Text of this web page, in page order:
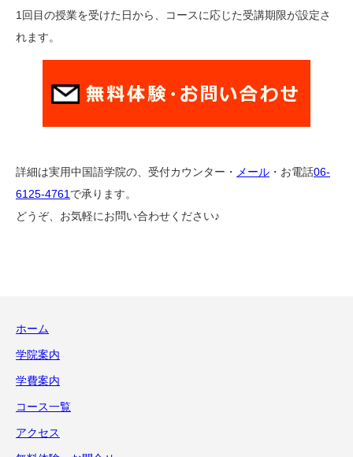
1回目の授業を受けた日から、コースに応じた受講期限が設定さ
れます。
詳細は実用中国語学院の、受付カウンター・ メール ・お電話06-
6125-4761 で承ります。
どうぞ、お気軽にお問い合わせください♪
ホーム
学院案内
学費案内
コース一覧
アクセス